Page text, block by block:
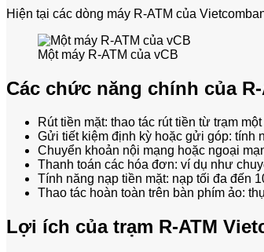
Hiện tại các dòng máy R-ATM của
Một máy R-ATM của vCB
Các chức năng chính của
Rút tiền mặt: thao tác rút tiền từ trạm
Gửi tiết kiệm định kỳ hoặc gửi góp: tính
Chuyển khoản nội mạng hoặc ngoại
Thanh toán các hóa đơn: ví dụ như
Tính năng nạp tiền mặt: nạp tối đa đến
Thao tác hoàn toàn trên bàn phím ảo:
Lợi ích của trạm R-ATM